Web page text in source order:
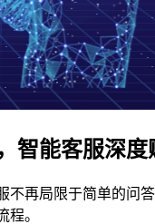
智能客服深度
不再局限于简单的问
程。